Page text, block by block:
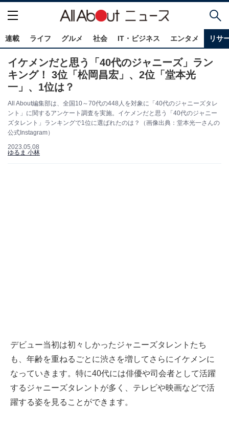
連載 ライフ グルメ 社会 IT・ビジネス エンタメ リサ
イケメンだと思う「40代のジャニーズ」ラン
キング！ 3位「松岡昌宏」、2位「堂本光
一」、1位は？
All About編集部は、全国10～70代の448人を対象に「40代のジャニーズタレ
ント」に関するアンケート調査を実施。イケメンだと思う「40代のジャニー
ズタレント」ランキングで1位に選ばれたのは？（画像出典：堂本光一さんの
公式Instagram）
2023.05.08
ゆるま 小林
デビュー当初は初々しかったジャニーズタレントたち
も、年齢を重ねるごとに渋さを増してさらにイケメンに
なっていきます。特に40代には俳優や司会者として活躍
するジャニーズタレントが多く、テレビや映画などで活
躍する姿を見ることができます。